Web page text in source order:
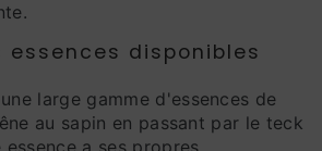
essences disponibles
large gamme d'essences de
au sapin en passant par le teck
essence a ses propres